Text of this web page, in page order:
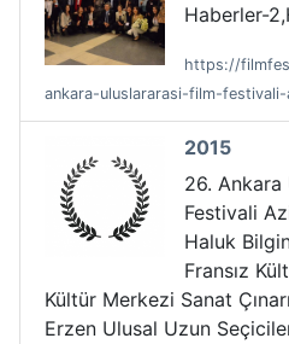
Haberler-
https://
ankara-uluslararasi-film-
2015
26. Ankara
Festivali
Haluk
Fransız
Kültür Merkezi Sanat
Erzen Ulusal Uzun